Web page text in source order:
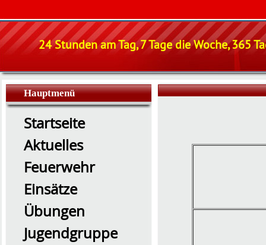
24 Stunden am Tag, 7 Tage die Woche, 365
Hauptmenü
Startseite
Aktuelles
Feuerwehr
Einsätze
Übungen
Jugendgruppe